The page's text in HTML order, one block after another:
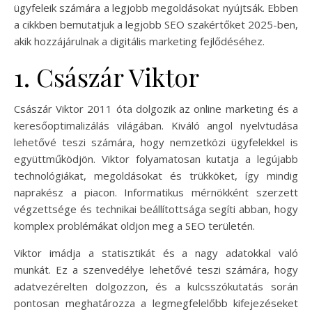
ügyfeleik számára a legjobb megoldásokat nyújtsák. Ebben
a cikkben bemutatjuk a legjobb SEO szakértőket 2025-ben,
akik hozzájárulnak a digitális marketing fejlődéséhez.
1. Császár Viktor
Császár Viktor 2011 óta dolgozik az online marketing és a
keresőoptimalizálás világában. Kiváló angol nyelvtudása
lehetővé teszi számára, hogy nemzetközi ügyfelekkel is
együttműködjön. Viktor folyamatosan kutatja a legújabb
technológiákat, megoldásokat és trükköket, így mindig
naprakész a piacon. Informatikus mérnökként szerzett
végzettsége és technikai beállítottsága segíti abban, hogy
komplex problémákat oldjon meg a SEO területén.
Viktor imádja a statisztikát és a nagy adatokkal való
munkát. Ez a szenvedélye lehetővé teszi számára, hogy
adatvezérelten dolgozzon, és a kulcsszókutatás során
pontosan meghatározza a legmegfelelőbb kifejezéseket